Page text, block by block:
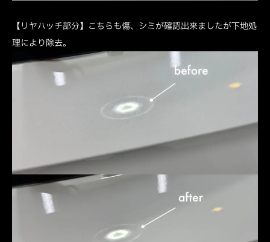
【リヤハッチ部分】こちらも傷、シミが確認出来ましたが下地処
理により除去。